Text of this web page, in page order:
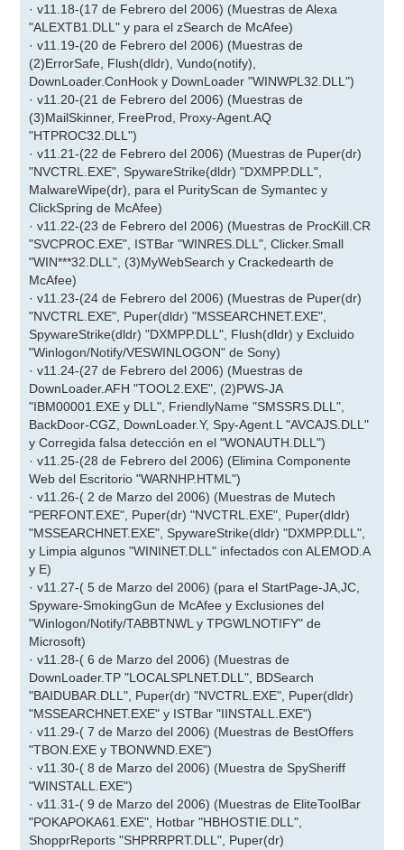
· v11.18-(17 de Febrero del 2006) (Muestras de Alexa
"ALEXTB1.DLL" y para el zSearch de McAfee)
· v11.19-(20 de Febrero del 2006) (Muestras de
(2)ErrorSafe, Flush(dldr), Vundo(notify),
DownLoader.ConHook y DownLoader "WINWPL32.DLL")
· v11.20-(21 de Febrero del 2006) (Muestras de
(3)MailSkinner, FreeProd, Proxy-Agent.AQ
"HTPROC32.DLL")
· v11.21-(22 de Febrero del 2006) (Muestras de Puper(dr)
"NVCTRL.EXE", SpywareStrike(dldr) "DXMPP.DLL",
MalwareWipe(dr), para el PurityScan de Symantec y
ClickSpring de McAfee)
· v11.22-(23 de Febrero del 2006) (Muestras de ProcKill.CR
"SVCPROC.EXE", ISTBar "WINRES.DLL", Clicker.Small
"WIN***32.DLL", (3)MyWebSearch y Crackedearth de
McAfee)
· v11.23-(24 de Febrero del 2006) (Muestras de Puper(dr)
"NVCTRL.EXE", Puper(dldr) "MSSEARCHNET.EXE",
SpywareStrike(dldr) "DXMPP.DLL", Flush(dldr) y Excluido
"Winlogon/Notify/VESWINLOGON" de Sony)
· v11.24-(27 de Febrero del 2006) (Muestras de
DownLoader.AFH "TOOL2.EXE", (2)PWS-JA
"IBM00001.EXE y DLL", FriendlyName "SMSSRS.DLL",
BackDoor-CGZ, DownLoader.Y, Spy-Agent.L "AVCAJS.DLL"
y Corregida falsa detección en el "WONAUTH.DLL")
· v11.25-(28 de Febrero del 2006) (Elimina Componente
Web del Escritorio "WARNHP.HTML")
· v11.26-( 2 de Marzo del 2006) (Muestras de Mutech
"PERFONT.EXE", Puper(dr) "NVCTRL.EXE", Puper(dldr)
"MSSEARCHNET.EXE", SpywareStrike(dldr) "DXMPP.DLL",
y Limpia algunos "WININET.DLL" infectados con ALEMOD.A
y E)
· v11.27-( 5 de Marzo del 2006) (para el StartPage-JA,JC,
Spyware-SmokingGun de McAfee y Exclusiones del
"Winlogon/Notify/TABBTNWL y TPGWLNOTIFY" de
Microsoft)
· v11.28-( 6 de Marzo del 2006) (Muestras de
DownLoader.TP "LOCALSPLNET.DLL", BDSearch
"BAIDUBAR.DLL", Puper(dr) "NVCTRL.EXE", Puper(dldr)
"MSSEARCHNET.EXE" y ISTBar "IINSTALL.EXE")
· v11.29-( 7 de Marzo del 2006) (Muestras de BestOffers
"TBON.EXE y TBONWND.EXE")
· v11.30-( 8 de Marzo del 2006) (Muestra de SpySheriff
"WINSTALL.EXE")
· v11.31-( 9 de Marzo del 2006) (Muestras de EliteToolBar
"POKAPOKA61.EXE", Hotbar "HBHOSTIE.DLL",
ShopprReports "SHPRRPRT.DLL", Puper(dr)